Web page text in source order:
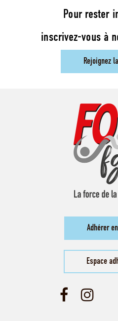
Pour rester
inscrivez-vous à
Rejoignez
Adhérer
Espace